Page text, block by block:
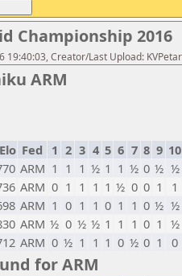
Championship 2016
Creator/Last Upload: KVPetar
ARM
Elo Fed 1 2 3 4 5 6 7 8 9 10
ARM 1 1 1 ½ 1 1 ½ 0 ½ ½
ARM 0 1 1 1 1 ½ 0 0 1
1
ARM 1 0 1 1 0 1 1 0 ½ ½
ARM ½ 0 ½ ½ 1 1 1 0 1 ½
ARM 0 ½ 1 1 1 0 ½ 0 1 0
for ARM